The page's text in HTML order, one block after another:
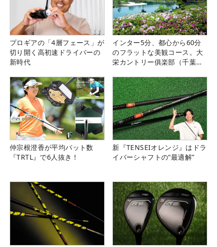
プロギアの「4層フェース」が
切り開く高初速ドライバーの
新時代
インター5分、都心から60分
のフラットな美観コース。大
栄カントリー俱楽部（千葉
仲宗根澄香が平均パット数
『TRTL』で6人抜き！
新『TENSEIオレンジ』はドラ
イバーシャフトの“最適解”